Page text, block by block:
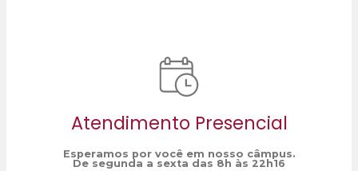
Atendimento Presencial
Esperamos por você em nosso câmpus.
De segunda a sexta das 8h às 22h16